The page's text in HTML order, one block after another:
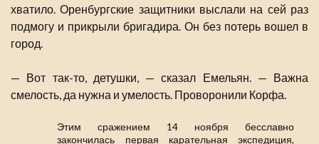
хватило. Оренбургские защитники выслали на сей раз
подмогу и прикрыли бригадира. Он без потерь вошел в
город.
— Вот так-то, детушки, — сказал Емельян. — Важна
смелость, да нужна и умелость. Проворонили Корфа.
Этим сражением 14 ноября бесславно
закончилась первая карательная экспедиция,